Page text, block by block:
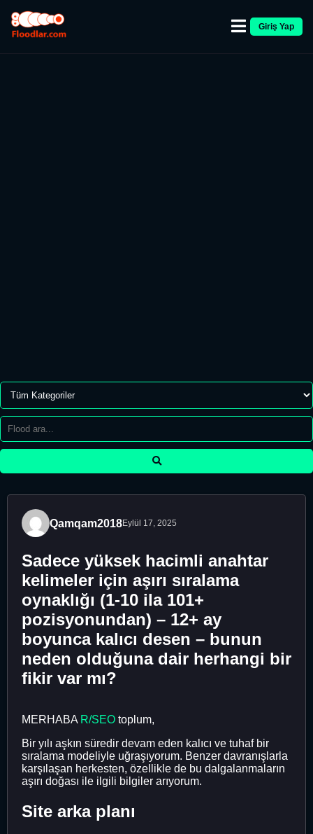
Giriş Yap
Qamqam2018Eylül 17, 2025
Sadece yüksek hacimli anahtar
kelimeler için aşırı sıralama
oynaklığı (1-10 ila 101+
pozisyonundan) – 12+ ay
boyunca kalıcı desen – bunun
neden olduğuna dair herhangi bir
fikir var mı?
MERHABA R/SEO toplum,
Bir yılı aşkın süredir devam eden kalıcı ve tuhaf bir
sıralama modeliyle uğraşıyorum. Benzer davranışlarla
karşılaşan herkesten, özellikle de bu dalgalanmaların
aşırı doğası ile ilgili bilgiler arıyorum.
Site arka planı